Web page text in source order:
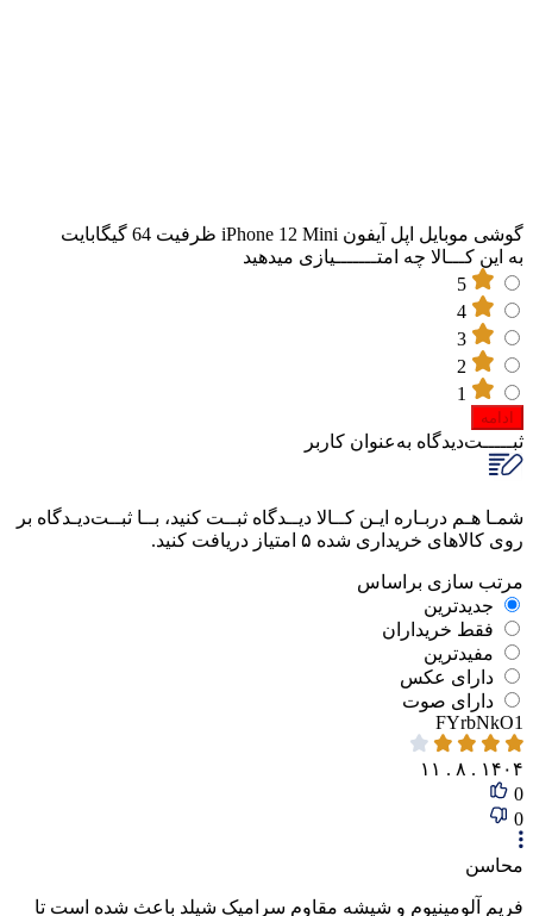
گوشی موبایل اپل آیفون iPhone 12 Mini ظرفیت 64 گیگابایت
به این کـــالا چه امتـــــــیازی میدهید
ادامه
ثبـــــت‌دیدگاه به‌عنوان کاربر
شمـا هـم دربـاره ایـن کــالا دیــدگاه ثبــت کنید، بــا ثبــت‌دیـدگاه بر
روی کالاهای خریداری شده ۵ امتیاز دریافت کنید.
مرتب‌ سازی‌ بر‌اساس
جدیدترین
فقط‌ خریداران‌
مفیدترین
دارای‌ عکس
دارای‌ صوت
FYrbNkO1
۱۴۰۴ . ۸ . ۱۱
0
0
محاسن
فریم آلومینیوم و شیشه مقاوم سرامیک شیلد باعث شده است تا